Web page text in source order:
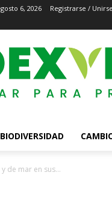
6, 2026 Registrarse / Unirse
BIODIVERSIDAD
de mar en sus...